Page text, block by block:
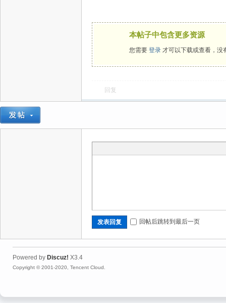
本帖子中包含更多资源
您需要 登录 才可以下载或查看，没
回复
发表回复 回帖后跳转到最后一页
Powered by Discuz! X3.4
Copyright © 2001-2020, Tencent Cloud.